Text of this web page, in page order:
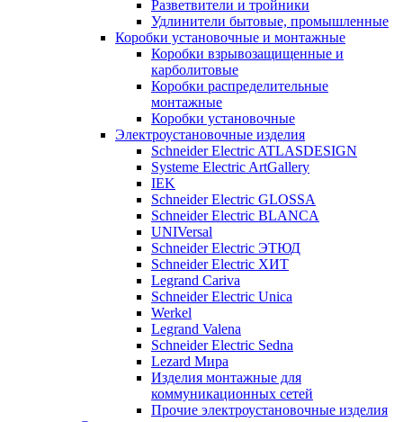
Разветвители и тройники
Удлинители бытовые, промышленные
Коробки установочные и монтажные
Коробки взрывозащищенные и
карболитовые
Коробки распределительные
монтажные
Коробки установочные
Электроустановочные изделия
Schneider Electric ATLASDESIGN
Systeme Electric ArtGallery
IEK
Schneider Electric GLOSSA
Schneider Electric BLANCA
UNIVersal
Schneider Electric ЭТЮД
Schneider Electric ХИТ
Legrand Cariva
Schneider Electric Unica
Werkel
Legrand Valena
Schneider Electric Sedna
Lezard Мира
Изделия монтажные для
коммуникационных сетей
Прочие электроустановочные изделия